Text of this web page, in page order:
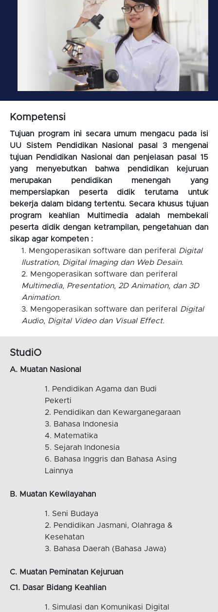
Kompetensi
Tujuan program ini secara umum mengacu pada isi
UU Sistem Pendidikan Nasional pasal 3 mengenai
tujuan Pendidikan Nasional dan penjelasan pasal 15
yang menyebutkan bahwa pendidikan kejuruan
merupakan pendidikan menengah yang
mempersiapkan peserta didik terutama untuk
bekerja dalam bidang tertentu. Secara khusus tujuan
program keahlian Multimedia adalah membekali
peserta didik dengan ketrampilan, pengetahuan dan
sikap agar kompeten :
Mengoperasikan software dan periferal Digital
Ilustration, Digital Imaging dan Web Desain.
Mengoperasikan software dan periferal
Multimedia, Presentation, 2D Animation, dan 3D
Animation.
Mengoperasikan software dan periferal Digital
Audio, Digital Video dan Visual Effect.
StudiO
A. Muatan Nasional
Pendidikan Agama dan Budi
Pekerti
Pendidikan dan Kewarganegaraan
Bahasa Indonesia
Matematika
Sejarah Indonesia
Bahasa Inggris dan Bahasa Asing
Lainnya
B. Muatan Kewilayahan
Seni Budaya
Pendidikan Jasmani, Olahraga &
Kesehatan
Bahasa Daerah (Bahasa Jawa)
C. Muatan Peminatan Kejuruan
C1. Dasar Bidang Keahlian
Simulasi dan Komunikasi Digital